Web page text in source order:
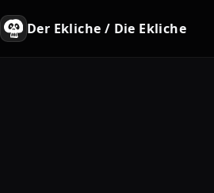
Der Ekliche / Die Ekliche